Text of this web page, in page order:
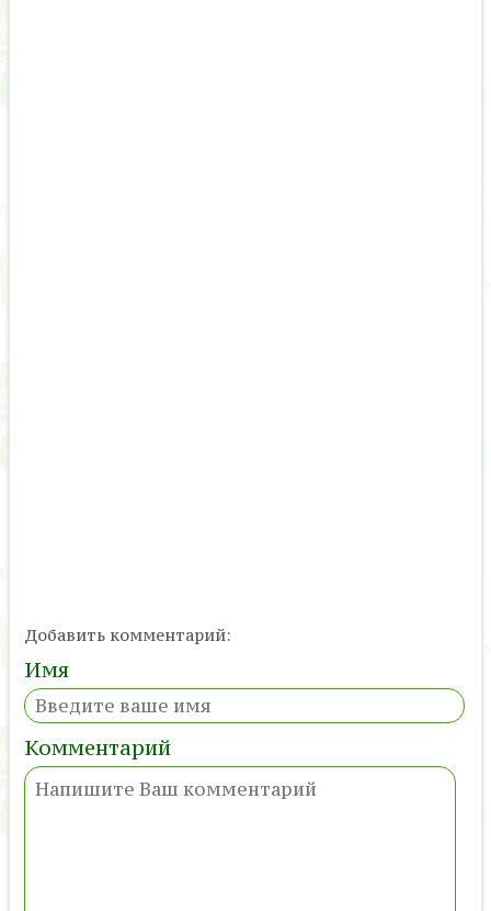
Добавить комментарий:
Имя
Комментарий